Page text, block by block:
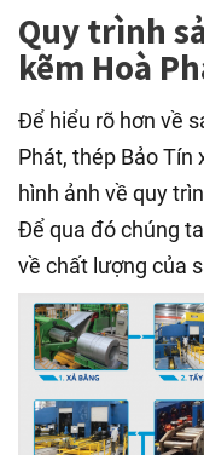
Quy trình
kẽm Hoà
Để hiểu rõ hơn về
Phát, thép Bảo Tín
hình ảnh về quy
Để qua đó chúng
về chất lượng của